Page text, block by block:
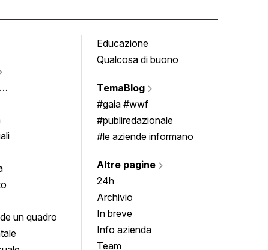
un quadro
Educazione
Qualcosa di buono
TemaBlog
#gaia #wwf
#publiredazionale
#le aziende informano
Altre pagine
24h
Archivio
In breve
Info azienda
Team